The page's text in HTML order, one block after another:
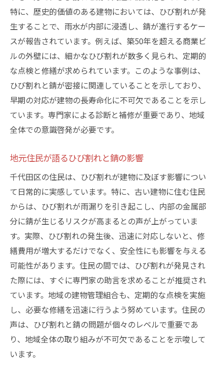
特に、歴史的価値のある建物においては、ひび割れが発
生することで、雨水が内部に浸透し、錆が進行するケー
スが報告されています。例えば、築50年を超える商業ビ
ルの外壁には、細かなひび割れが数多く見られ、定期的
な点検と修繕が求められています。このような事例は、
ひび割れと錆が密接に関連していることを示しており、
早期の対応が建物の長寿命化に不可欠であることを示し
ています。専門家による診断と補修が重要であり、地域
全体での意識啓発が必要です。
地元住民が語るひび割れと錆の影響
千代田区の住民は、ひび割れが建物に及ぼす影響につい
て日常的に実感しています。特に、古い建物に住む住民
からは、ひび割れが雨漏りを引き起こし、内部の金属部
分に錆が生じるリスクが高まるとの声が上がっていま
す。実際、ひび割れの発生後、迅速に対応しないと、修
繕費用が増大するだけでなく、安全性にも影響を与える
可能性があります。住民の間では、ひび割れが発見され
た際には、すぐに専門家の助言を求めることが推奨され
ています。地域の建物管理組合も、定期的な点検を実施
し、必要な修繕を迅速に行うよう努めています。住民の
声は、ひび割れと錆の問題が個々のレベルで重要であ
り、地域全体の取り組みが不可欠であることを示唆して
います。